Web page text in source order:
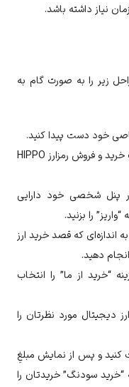
نیاز داشته باشد.
زیر را به صورت گام به
خود دست پیدا کنید.
و فروش رمزارز HIPPO
پنل شخصی خود دارایی
اندازه‌ای که قصد خرید ارز
انجام دهید.
“خرید از ما” را انتخاب
دیجیتال مورد نظرتان را
کنید و پس از نمایش مبلغِ
“خرید سودنگ” خریدتان را